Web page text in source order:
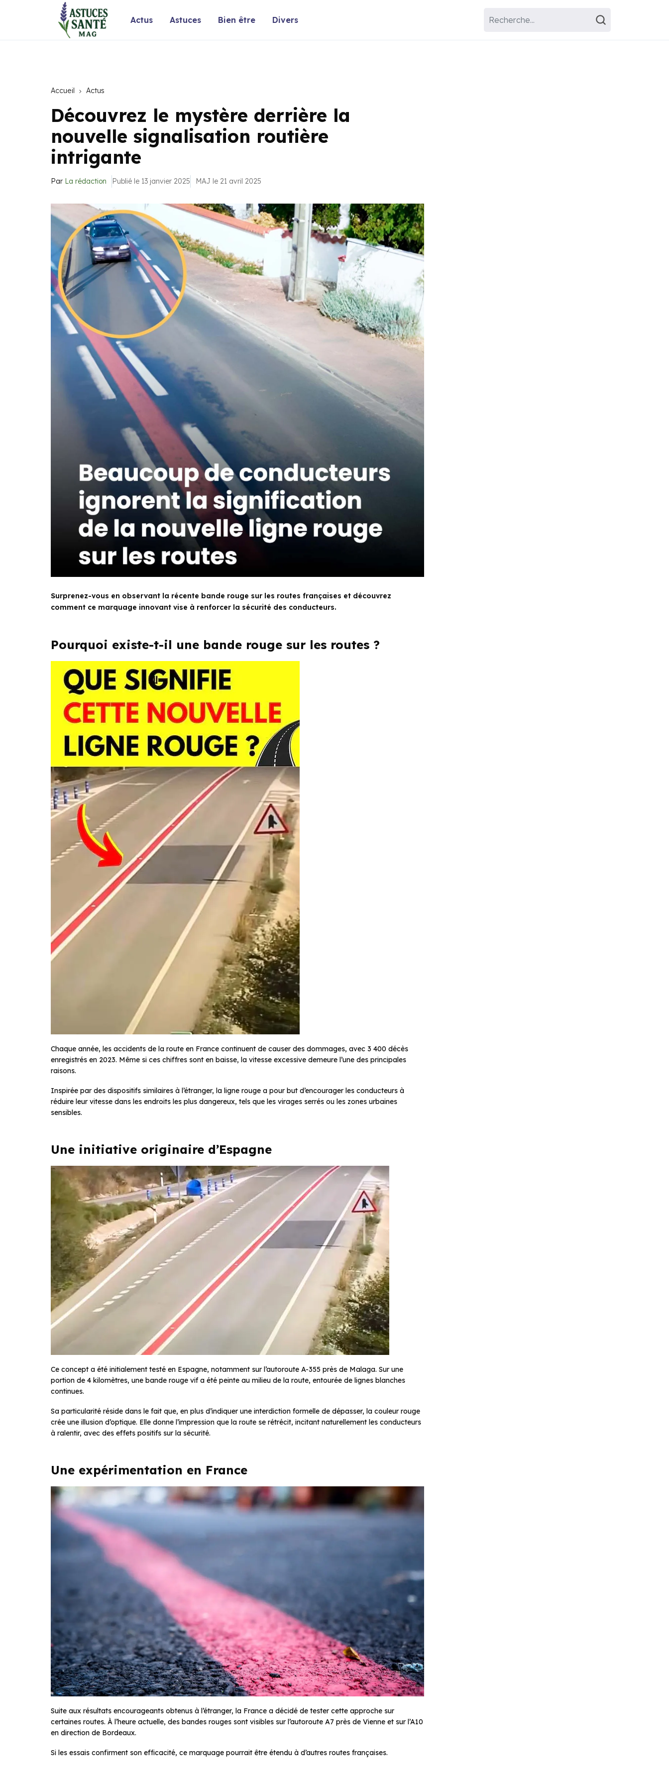
Actus Astuces Bien être Divers
Accueil Actus
Découvrez le mystère derrière la
nouvelle signalisation routière
intrigante
Par La rédaction Publié le 13 janvier 2025 MAJ le 21 avril 2025
Surprenez-vous en observant la récente bande rouge sur les routes françaises et découvrez
comment ce marquage innovant vise à renforcer la sécurité des conducteurs.
Pourquoi existe-t-il une bande rouge sur les routes ?
Chaque année, les accidents de la route en France continuent de causer des dommages, avec 3 400 décès
enregistrés en 2023. Même si ces chiffres sont en baisse, la vitesse excessive demeure l’une des principales
raisons.
Inspirée par des dispositifs similaires à l’étranger, la ligne rouge a pour but d’encourager les conducteurs à
réduire leur vitesse dans les endroits les plus dangereux, tels que les virages serrés ou les zones urbaines
sensibles.
Une initiative originaire d’Espagne
Ce concept a été initialement testé en Espagne, notamment sur l’autoroute A-355 près de Malaga. Sur une
portion de 4 kilomètres, une bande rouge vif a été peinte au milieu de la route, entourée de lignes blanches
continues.
Sa particularité réside dans le fait que, en plus d’indiquer une interdiction formelle de dépasser, la couleur rouge
crée une illusion d’optique. Elle donne l’impression que la route se rétrécit, incitant naturellement les conducteurs
à ralentir, avec des effets positifs sur la sécurité.
Une expérimentation en France
Suite aux résultats encourageants obtenus à l’étranger, la France a décidé de tester cette approche sur
certaines routes. À l’heure actuelle, des bandes rouges sont visibles sur l’autoroute A7 près de Vienne et sur l’A10
en direction de Bordeaux.
Si les essais confirment son efficacité, ce marquage pourrait être étendu à d’autres routes françaises.